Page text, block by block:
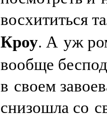
восхититься
Кроу. А уж
вообще
в своем
снизошла со